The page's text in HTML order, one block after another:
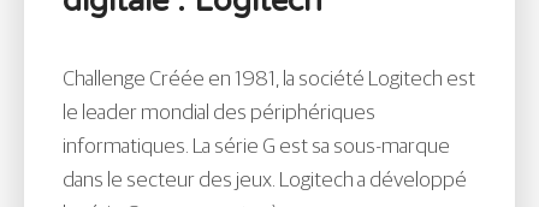
Challenge Créée en 1981, la société Logitech est
le leader mondial des périphériques
informatiques. La série G est sa sous-marque
dans le secteur des jeux. Logitech a développé